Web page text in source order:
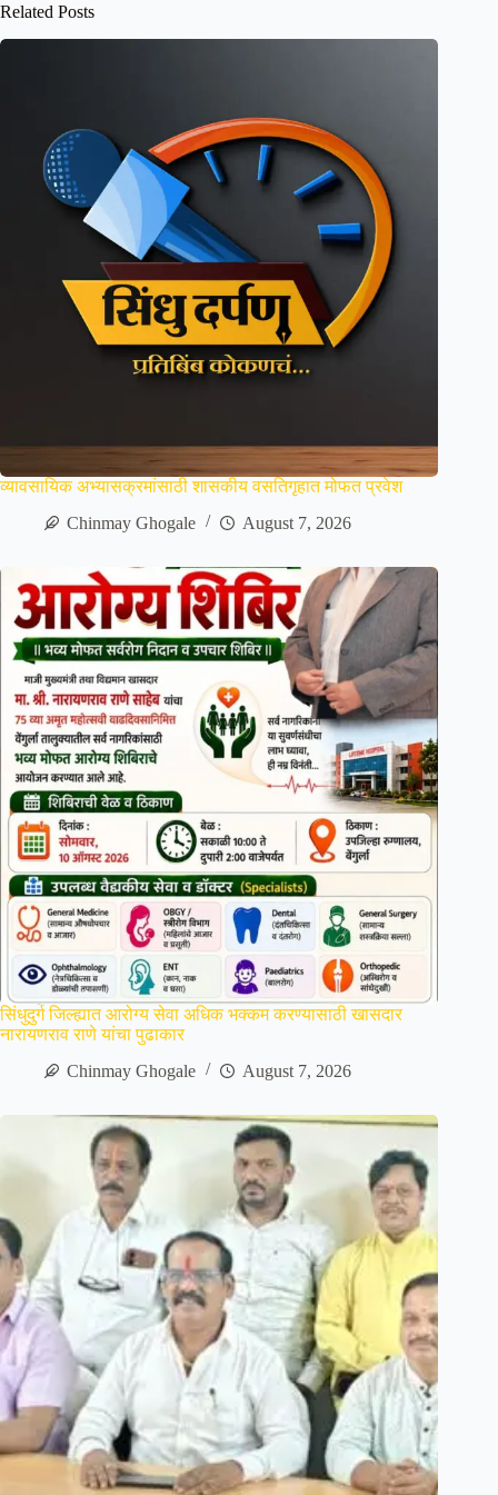
Related Posts
व्यावसायिक अभ्यासक्रमांसाठी शासकीय वसतिगृहात मोफत प्रवेश
Chinmay Ghogale
August 7, 2026
सिंधुदुर्ग जिल्ह्यात आरोग्य सेवा अधिक भक्कम करण्यासाठी खासदार
नारायणराव राणे यांचा पुढाकार
Chinmay Ghogale
August 7, 2026